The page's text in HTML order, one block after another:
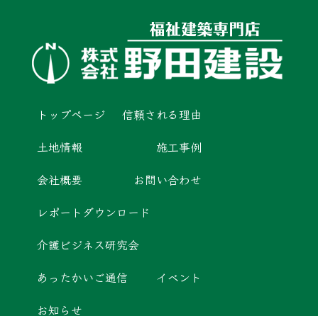
トップページ
信頼される理由
土地情報
施工事例
会社概要
お問い合わせ
レポートダウンロード
介護ビジネス研究会
あったかいご通信
イベント
お知らせ